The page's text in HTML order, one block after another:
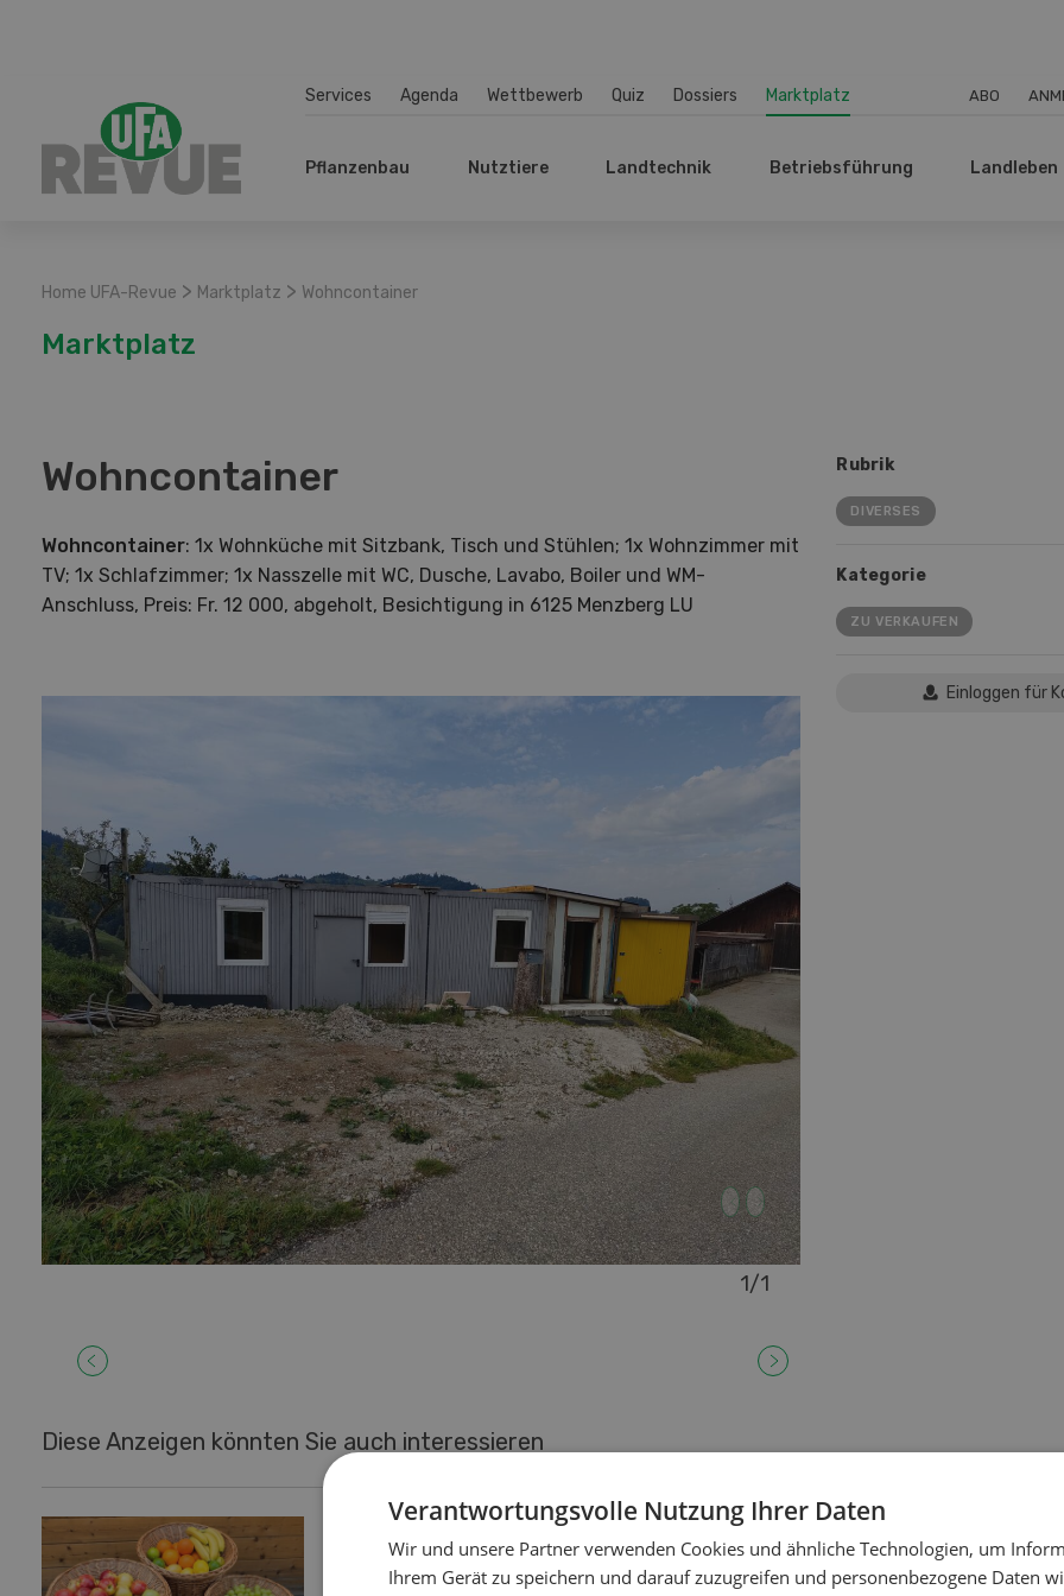
Services Agenda Wettbewerb Quiz Dossiers Marktplatz ABO
Pflanzenbau Nutztiere Landtechnik Betriebsführung Landleben
Home UFA-Revue > Marktplatz > Wohncontainer
Marktplatz
Wohncontainer
Wohncontainer: 1x Wohnküche mit Sitzbank, Tisch und Stühlen; 1x Wohnzimmer mit
TV; 1x Schlafzimmer; 1x Nasszelle mit WC, Dusche, Lavabo, Boiler und WM-
Anschluss, Preis: Fr. 12 000, abgeholt, Besichtigung in 6125 Menzberg LU
1/1
Rubrik
DIVERSES
Kategorie
ZU VERKAUFEN
Einloggen für
Diese Anzeigen könnten Sie auch interessieren
zu verkaufen
IVECO Bus
zu verkaufen
Weihnachtsbäume
Verantwortungsvolle Nutzung Ihrer Daten
Wir und unsere Partner verwenden Cookies und ähnliche Technologien, um
Ihrem Gerät zu speichern und darauf zuzugreifen und personenbezogene Daten